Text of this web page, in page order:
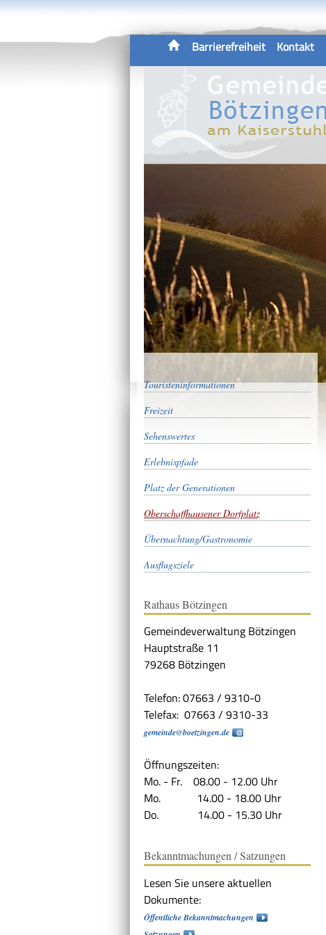
Barrierefreiheit Kontakt
Touristeninformationen
Freizeit
Sehenswertes
Erlebnispfade
Platz der Generationen
Oberschaffhausener Dorfplatz
Übernachtung/Gastronomie
Ausflugsziele
Rathaus Bötzingen
Gemeindeverwaltung Bötzingen
Hauptstraße 11
79268 Bötzingen
Telefon: 07663 / 9310-0
Telefax: 07663 / 9310-33
gemeinde@boetzingen.de
Öffnungszeiten:
Mo. - Fr. 08.00 - 12.00 Uhr
Mo. 14.00 - 18.00 Uhr
Do. 14.00 - 15.30 Uhr
Bekanntmachungen / Satzungen
Lesen Sie unsere aktuellen
Dokumente:
Öffentliche Bekanntmachungen